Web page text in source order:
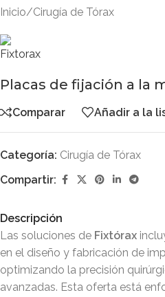
Inicio/Cirugía de Tórax
Placas de fijación a la
Comparar Añadir a la
Categoría: Cirugía de Tórax
Compartir:
Descripción
Las soluciones de Fixtórax
en el diseño y fabricación de
optimizando la precisión
avanzadas. Esta oferta está